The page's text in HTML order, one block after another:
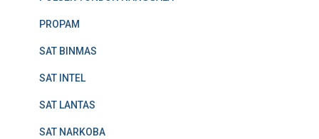
PROPAM
SAT BINMAS
SAT INTEL
SAT LANTAS
SAT NARKOBA